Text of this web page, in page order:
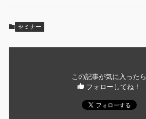
セミナー
この記事が気に入ったら
フォローしてね！